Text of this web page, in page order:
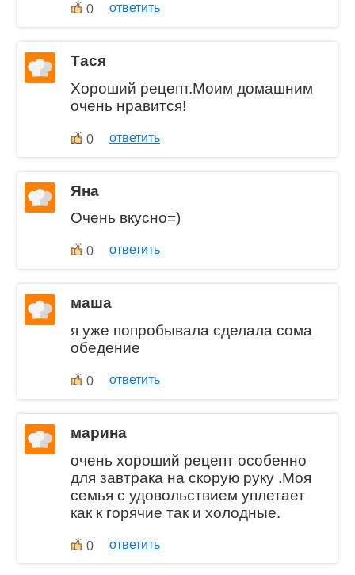
0 ответить
Тася
Хороший рецепт.Моим домашним
очень нравится!
0 ответить
Яна
Очень вкусно=)
0 ответить
маша
я уже попробывала сделала сома
обедение
0 ответить
марина
очень хороший рецепт особенно
для завтрака на скорую руку .Моя
семья с удовольствием уплетает
как к горячие так и холодные.
0 ответить